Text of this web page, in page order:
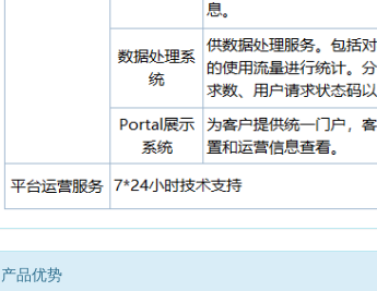
产品优势